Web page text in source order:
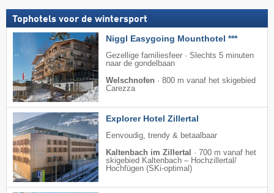
Tophotels voor de wintersport
Niggl Easygoing Mounthotel ***
Gezellige familiesfeer · Slechts 5 minuten
naar de gondelbaan
Welschnofen · 800 m vanaf het skigebied
Carezza
Explorer Hotel Zillertal
Eenvoudig, trendy & betaalbaar
Kaltenbach im Zillertal · 700 m vanaf het
skigebied Kaltenbach – Hochzillertal/​
Hochfügen (SKi-optimal)